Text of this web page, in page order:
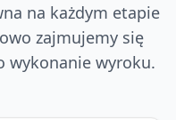
na każdym etapie
zajmujemy się
wykonanie wyroku.